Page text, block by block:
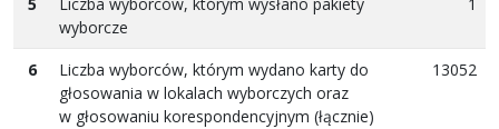
wyborcze
6
Liczba wyborców, którym wydano karty do
głosowania w lokalach wyborczych oraz
w głosowaniu korespondencyjnym (łącznie)
13052